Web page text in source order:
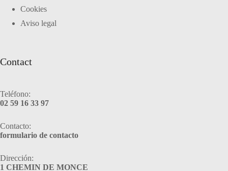
Cookies
Aviso legal
Contact
Teléfono:
02 59 16 33 97
Contacto:
formulario de contacto
Dirección:
1 CHEMIN DE MONCE